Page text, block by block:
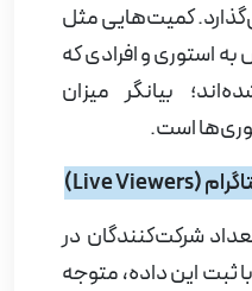
کمیت‌هایی مثل
استوری و افرادی که
بیانگر میزان
است.
(
Live Viewers
)
تعداد شرکت‌کنندگان در
ثبت این داده، متوجه